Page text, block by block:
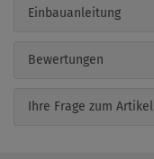
Einbauanleitung
Bewertungen
Ihre Frage zum Artikel